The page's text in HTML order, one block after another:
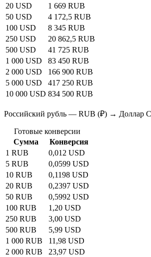
20 USD
1 669 RUB
50 USD
4 172,5 RUB
100 USD
8 345 RUB
250 USD
20 862,5 RUB
500 USD
41 725 RUB
1 000 USD
83 450 RUB
2 000 USD
166 900 RUB
5 000 USD
417 250 RUB
10 000 USD 834 500 RUB
Российский рубль — RUB (₽) →
Готовые конверсии
Сумма
Конверсия
1 RUB
0,012 USD
5 RUB
0,0599 USD
10 RUB
0,1198 USD
20 RUB
0,2397 USD
50 RUB
0,5992 USD
100 RUB
1,20 USD
250 RUB
3,00 USD
500 RUB
5,99 USD
1 000 RUB
11,98 USD
2 000 RUB
23,97 USD